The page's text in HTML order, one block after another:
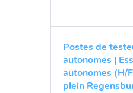
Postes de
autonomes |
autonomes (H/
plein